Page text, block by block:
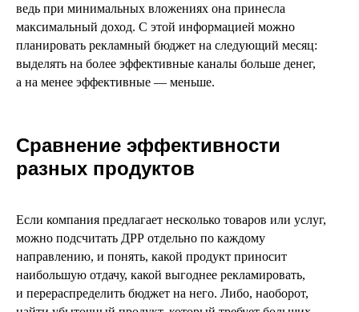
ведь при минимальных вложениях она принесла
максимальный доход. С этой информацией можно
планировать рекламный бюджет на следующий месяц:
выделять на более эффективные каналы больше денег,
а на менее эффективные — меньше.
Сравнение эффективности
разных продуктов
Если компания предлагает несколько товаров или услуг,
можно подсчитать ДРР отдельно по каждому
направлению, и понять, какой продукт приносит
наибольшую отдачу, какой выгоднее рекламировать,
и перераспределить бюджет на него. Либо, наоборот,